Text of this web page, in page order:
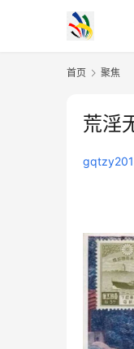
首页 聚焦
荒淫